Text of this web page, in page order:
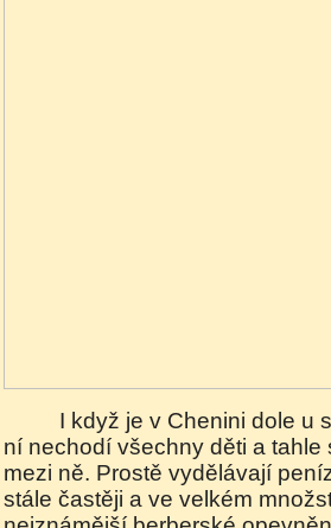
I když je v Chenini dole u silnice škola, určitě do
ní nechodí všechny děti a tahle
mezi ně. Prostě vydělávají
stále častěji a ve velkém